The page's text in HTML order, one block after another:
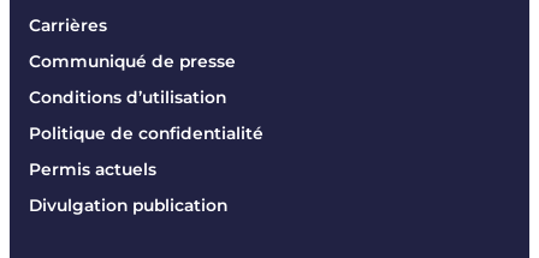
Carrières
Communiqué de presse
Conditions d’utilisation
Politique de confidentialité
Permis actuels
Divulgation publication